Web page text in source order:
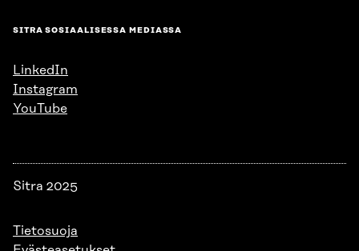
SITRA SOSIAALISESSA MEDIASSA
LinkedIn
Instagram
YouTube
Sitra 2025
Tietosuoja